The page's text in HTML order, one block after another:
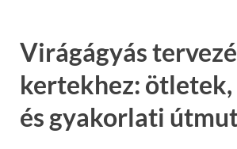
Virágágyás
kertekhez:
és gyakorlati